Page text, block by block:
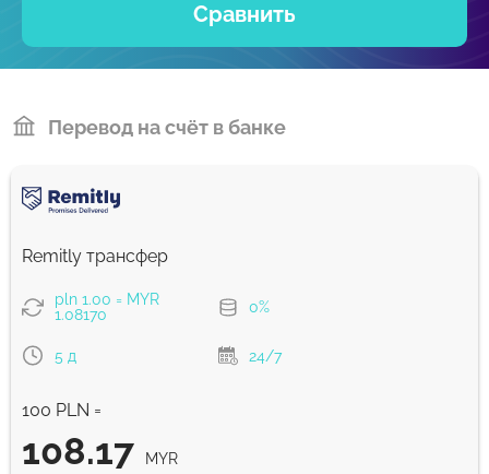
Сравнить
Перевод на счёт в банке
Remitly трансфер
pln 1.00 = MYR
1.08170
0%
5 д 24/7
100 PLN =
108.17 MYR